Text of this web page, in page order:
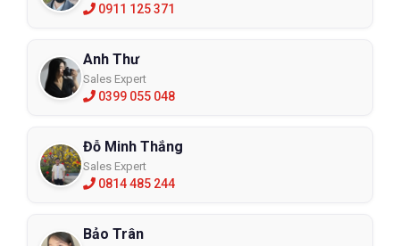
0911 125 371
Anh Thư
Sales Expert
0399 055 048
Đỗ Minh Thắng
Sales Expert
0814 485 244
Bảo Trân